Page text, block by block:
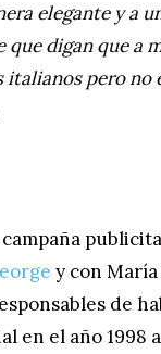
elegante y a
digan que a
pero no
y con
de
en el año 1998